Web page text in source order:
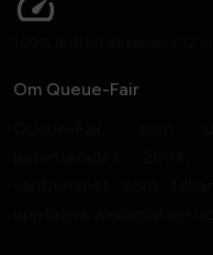
Om Queue-Fair